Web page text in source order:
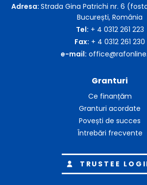
Granturi
Ce finanțăm
Granturi acordate
Povești de succes
Întrebări frecvente
Adresa: Strada Gina Patrichi nr. 6
București, România
Tel: + 4 0312 261 223
Fax: + 4 0312 261 230
e-mail:
TRUSTEE